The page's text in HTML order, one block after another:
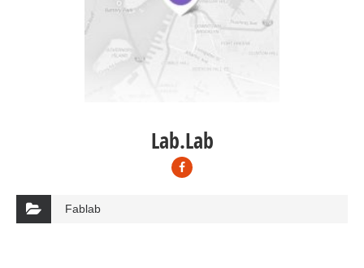
Lab.Lab
Fablab